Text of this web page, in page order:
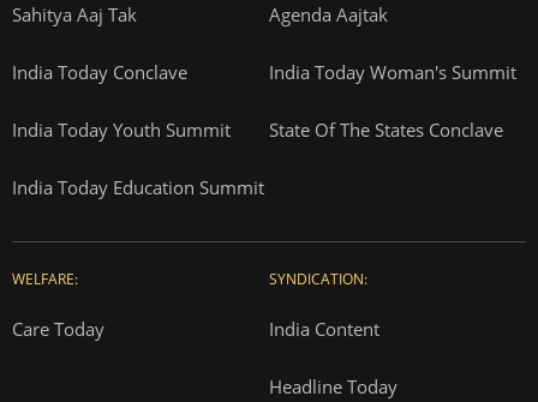
Sahitya Aaj Tak Agenda Aajtak
India Today Conclave India Today Woman's Summit
India Today Youth Summit State Of The States Conclave
India Today Education Summit
WELFARE:
Care Today
SYNDICATION:
India Content
Headline Today